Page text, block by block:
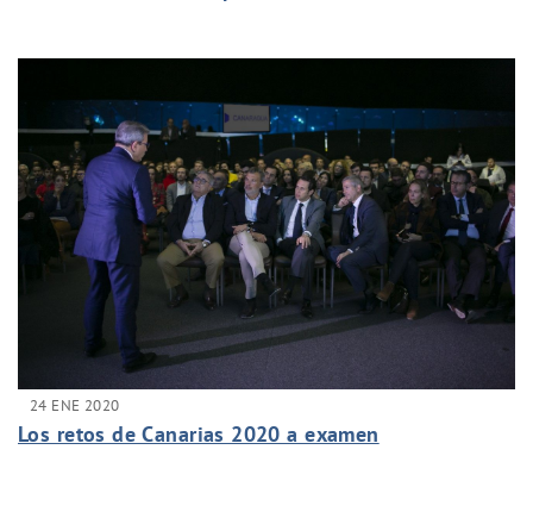
24 ENE 2020
Los retos de Canarias 2020 a examen